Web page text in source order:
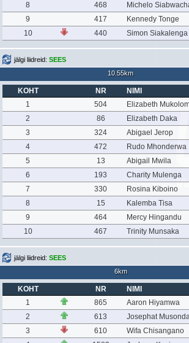
8
468 Michelo
9
417 Kennedy Tonge
10
440 Simon Siakalenga
jälgi liidreid: SEES
10.55km
KOHT NR NIMI
1
504 Elizabeth
2
86 Elizabeth Daka
3
324 Abigael Jerop
4
472 Rudo Mhonderwa
5
13 Abigail Mwila
6
193 Charity Mulenga
7
330 Rosina Kiboino
8
15 Kalemba Tisa
9
464 Mercy Hingandu
10
467 Trinity Munsaka
jälgi liidreid: SEES
6km
KOHT NR NIMI
1
865 Aaron Hiyamwa
2
613 Josephat
3
610 Wifa Chisangano